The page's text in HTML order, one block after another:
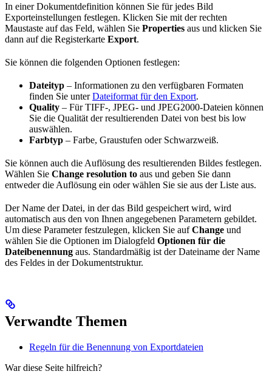
In einer Dokumentdefinition können Sie für jedes Bild
Exporteinstellungen festlegen. Klicken Sie mit der rechten
Maustaste auf das Feld, wählen Sie Properties aus und klicken Sie
dann auf die Registerkarte Export.
Sie können die folgenden Optionen festlegen:
Dateityp – Informationen zu den verfügbaren Formaten
finden Sie unterDateiformat für den Export.
Quality – Für TIFF-, JPEG- und JPEG2000-Dateien können
Sie die Qualität der resultierenden Datei von best bis low
auswählen.
Farbtyp – Farbe, Graustufen oder Schwarzweiß.
Sie können auch die Auflösung des resultierenden Bildes festlegen.
Wählen Sie Change resolution to aus und geben Sie dann
entweder die Auflösung ein oder wählen Sie sie aus der Liste aus.
Der Name der Datei, in der das Bild gespeichert wird, wird
automatisch aus den von Ihnen angegebenen Parametern gebildet.
Um diese Parameter festzulegen, klicken Sie aufChange und
wählen Sie die Optionen im Dialogfeld Optionen für die
Dateibenennung aus. Standardmäßig ist der Dateiname der Name
des Feldes in der Dokumentstruktur.
Verwandte Themen
Regeln für die Benennung von Exportdateien
War diese Seite hilfreich?